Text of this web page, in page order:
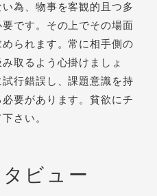
為、物事を客観的且つ多
です。その上でその場面
られます。常に相手側の
取るよう心掛けましょ
行錯誤し、課題意識を持
要があります。貧欲にチ
さい。
ビュー